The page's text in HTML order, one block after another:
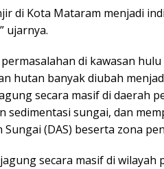
di Kota Mataram menjadi
ujarnya.
di kawasan
hutan banyak diubah
secara masif di daerah
sedimentasi sungai, dan
Sungai (DAS) beserta zona
secara masif di